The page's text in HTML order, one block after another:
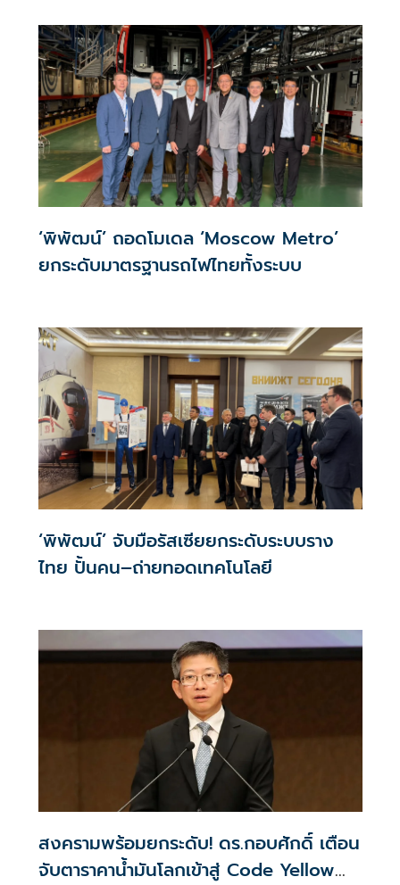
ไม่
‘พิพัฒน์’ ถอดโมเดล ‘Moscow Metro’
ยกระดับมาตรฐานรถไฟไทยทั้งระบบ
‘พิพัฒน์’ จับมือรัสเซียยกระดับระบบราง
ไทย ปั้นคน–ถ่ายทอดเทคโนโลยี
สงครามพร้อมยกระดับ! ดร.กอบศักดิ์ เตือน
จับตาราคาน้ำมันโลกเข้าสู่ Code Yellow